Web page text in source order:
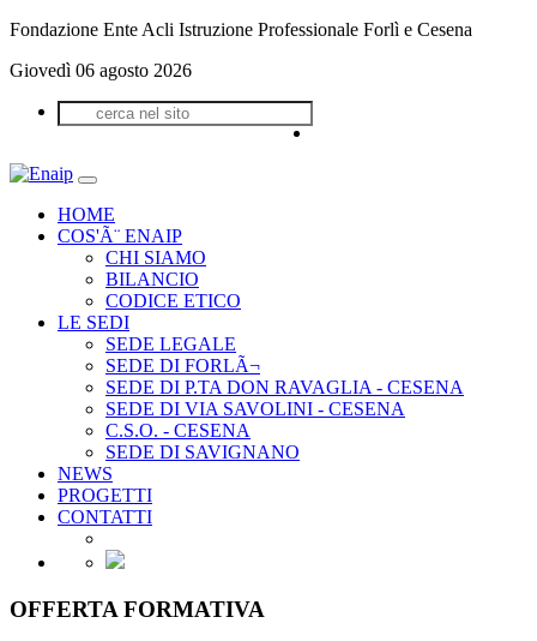
Fondazione Ente Acli Istruzione Professionale Forlì e Cesena
Giovedì 06 agosto 2026
HOME
COS'Ã¨ ENAIP
CHI SIAMO
BILANCIO
CODICE ETICO
LE SEDI
SEDE LEGALE
SEDE DI FORLÃ¬
SEDE DI P.TA DON RAVAGLIA - CESENA
SEDE DI VIA SAVOLINI - CESENA
C.S.O. - CESENA
SEDE DI SAVIGNANO
NEWS
PROGETTI
CONTATTI
OFFERTA FORMATIVA